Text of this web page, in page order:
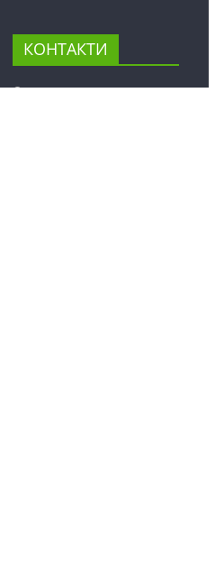
КОНТАКТИ
Україна, м. Рівне, пров.